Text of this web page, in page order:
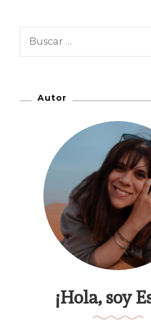
Buscar:
Autor
¡Hola, soy